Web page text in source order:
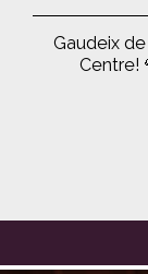
Gaudeix
Centre!